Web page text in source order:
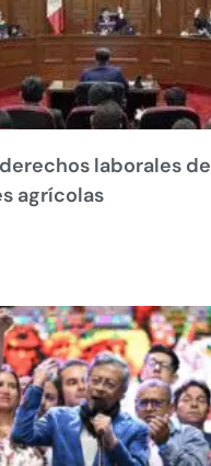
laborales de
agrícolas